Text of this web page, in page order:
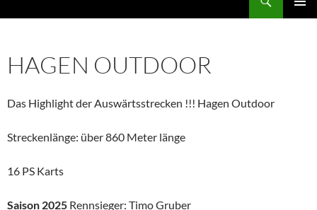
HAGEN OUTDOOR
Das Highlight der Auswärtsstrecken !!! Hagen Outdoor
Streckenlänge: über 860 Meter länge
16 PS Karts
Saison 2025 Rennsieger: Timo Gruber